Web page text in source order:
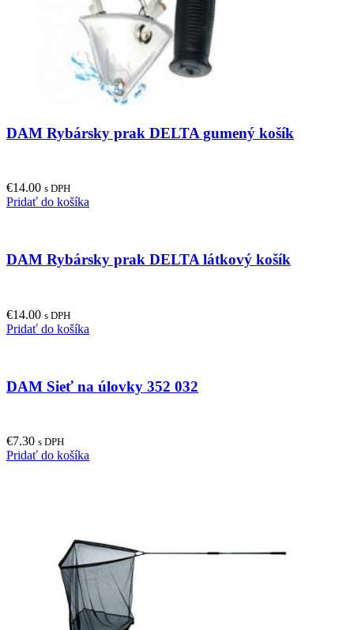
DAM Rybársky prak DELTA gumený košík
€14.00 s DPH
Pridať do košíka
DAM Rybársky prak DELTA látkový košík
€14.00 s DPH
Pridať do košíka
DAM Sieť na úlovky 352 032
€7.30 s DPH
Pridať do košíka